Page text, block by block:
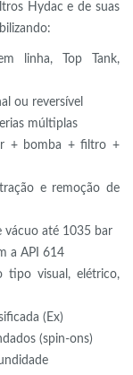
Hydac e de suas
linha, Top Tank,
ou reversível
múltiplas
+ bomba + filtro +
e remoção de
vácuo até 1035 bar
a API 614
tipo visual, elétrico,
(Ex)
(spin-ons)